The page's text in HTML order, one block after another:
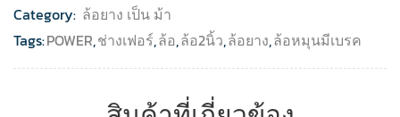
Category: ล้อยาง เป็น ม้า
Tags:POWER,ช่างเฟอร์,ล้อ,ล้อ2นิ้ว,ล้อยาง,ล้อหมุนมีเบรค